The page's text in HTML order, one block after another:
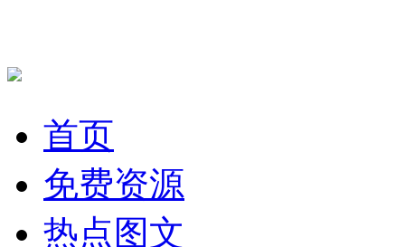
首页
免费资源
热点图文